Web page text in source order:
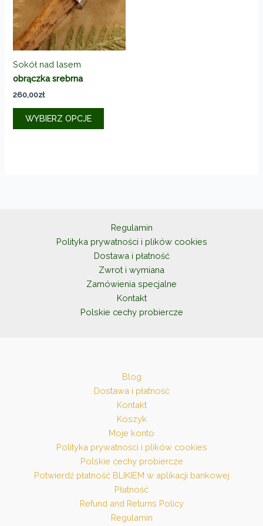
na
stronie
produktu
Sokół nad lasem
obrączka srebrna
260,00zł
WYBIERZ OPCJE
Ten
na
stronie
produktu
Regulamin
Polityka prywatności i plików cookies
Dostawa i płatność
Zwrot i wymiana
Zamówienia specjalne
Kontakt
Polskie cechy probiercze
Blog
Dostawa i płatność
Kontakt
Koszyk
Moje konto
Polityka prywatności i plików cookies
Polskie cechy probiercze
Potwierdź płatność BLIKIEM w aplikacji bankowej
Płatność
Refund and Returns Policy
Regulamin